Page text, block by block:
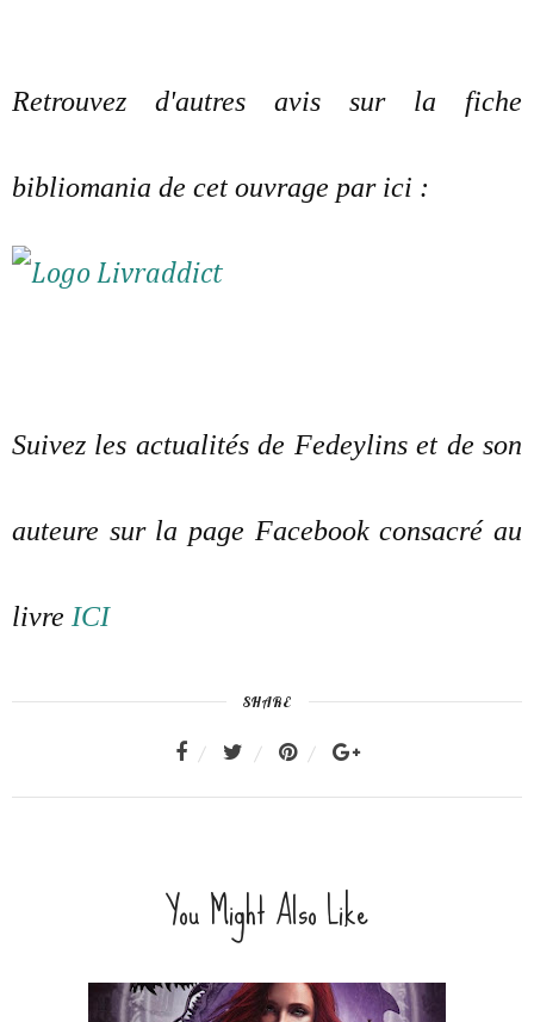
Retrouvez d'autres avis sur la fiche
bibliomania de cet ouvrage par ici :
Suivez les actualités de Fedeylins et de son
auteure sur la page Facebook consacré au
livre ICI
SHARE
You Might Also Like